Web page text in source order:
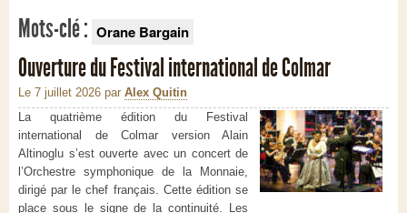
Mots-clé : Orane Bargain
Ouverture du Festival international de Colmar
Le 7 juillet 2026 par Alex Quitin
La quatrième édition du Festival
international de Colmar version Alain
Altinoglu s’est ouverte avec un concert de
l’Orchestre symphonique de la Monnaie,
dirigé par le chef français. Cette édition se
place sous le signe de la continuité. Les